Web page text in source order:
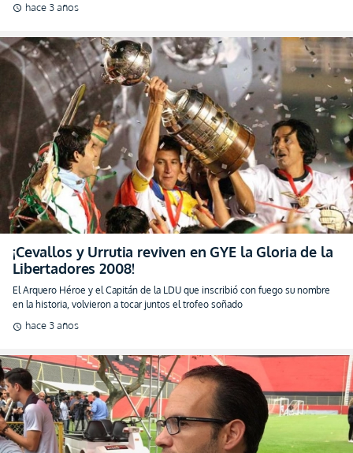
¡Cevallos y Urrutia reviven en GYE la Gloria de la
Libertadores 2008!
El Arquero Héroe y el Capitán de la LDU que inscribió con fuego su nombre
en la historia, volvieron a tocar juntos el trofeo soñado
schedule hace 3 años